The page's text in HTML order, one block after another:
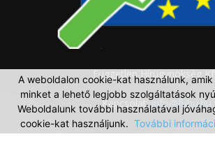
Független Hírügynökség Kft.
Kapcsolat:info@fuhu.hu
A weboldalon cookie-kat használunk,
minket a lehető legjobb szolgáltatások
Weboldalunk további használatával
cookie-kat használjunk. További